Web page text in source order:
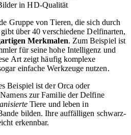
in HD-Qualität
Gruppe von Tieren, die sich durch
über 40 verschiedene Delfinarten,
Merkmalen. Zum Beispiel ist
für seine hohe Intelligenz und
Art zeigt häufig komplexe
einfache Werkzeuge nutzen.
Beispiel ist der Orca oder
zur Familie der Delfine
Tiere und leben in
bilden. Ihre auffälligen schwarz-
erkennbar.